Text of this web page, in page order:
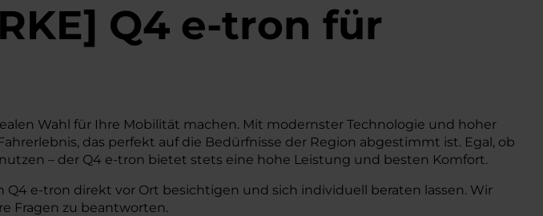
] Q4 e-tron für
Wahl für Ihre Mobilität machen. Mit modernster Technologie und hoher
das perfekt auf die Bedürfnisse der Region abgestimmt ist. Egal, ob
– der Q4 e-tron bietet stets eine hohe Leistung und besten Komfort.
e-tron direkt vor Ort besichtigen und sich individuell beraten lassen. Wir
Fragen zu beantworten.